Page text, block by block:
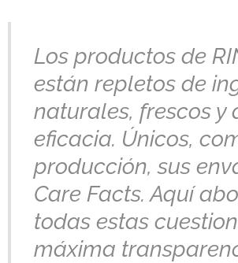
Los productos de
están repletos de
naturales, frescos y
eficacia. Únicos,
producción, sus
Care Facts. Aquí
todas estas
máxima